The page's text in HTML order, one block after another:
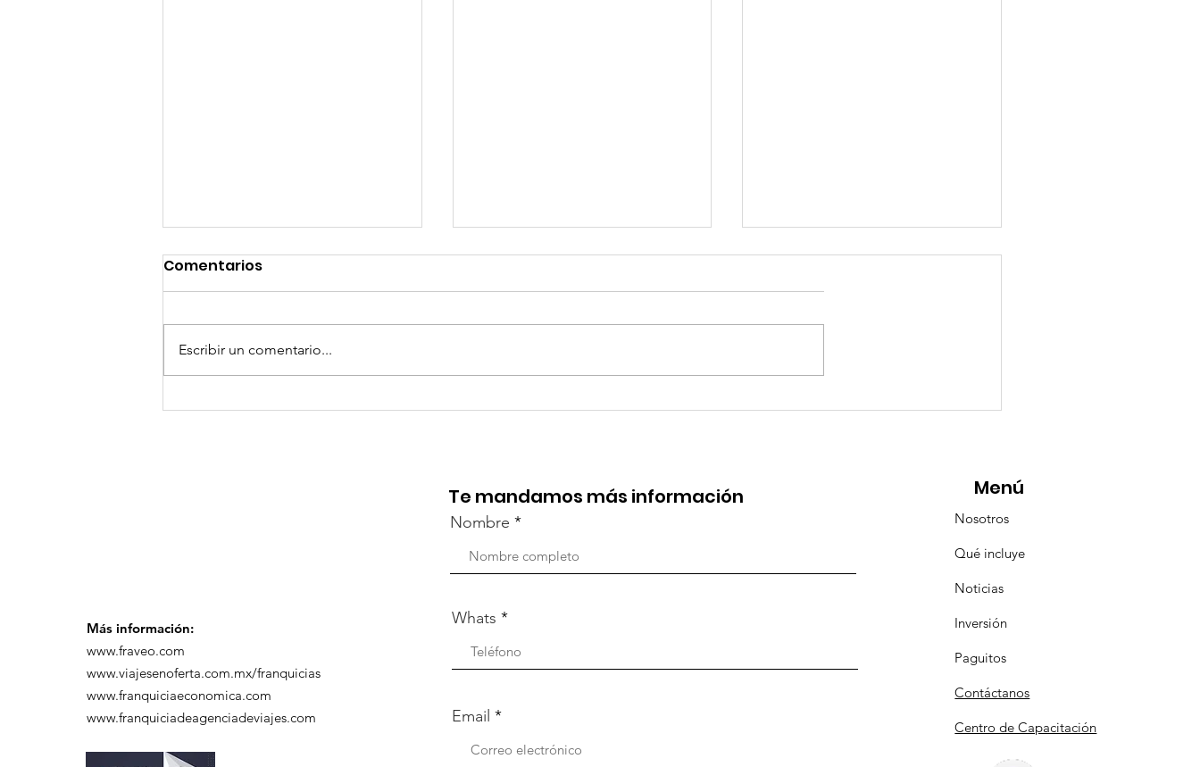
GoMapTravelByFraveo
TourTravelynByFraveo
ViveMásViajandoByFraveo
Comentarios
Escribir un comentario...
Más información:
www.fraveo.com
www.viajesenoferta.com.mx/franquicias
www.franquiciaeconomica.com
www.franquiciadeagenciadeviajes.com
Te mandamos más información
Nombre
Whats
Email
Menú
Nosotros
Qué incluye
Noticias
Inversión
Paguitos
Contáctanos
Centro de Capacitación